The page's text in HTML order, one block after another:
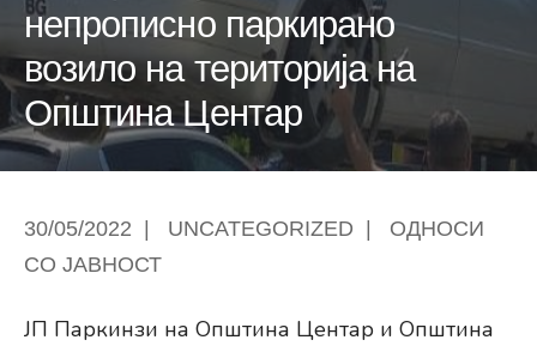
непрописно паркирано
возило на територија на
Општина Центар
30/05/2022 UNCATEGORIZED
ОДНОСИ
СО ЈАВНОСТ
ЈП Паркинзи на Општина Центар и Општина